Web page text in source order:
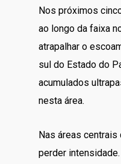
Nos próximos
ao longo da faixa
atrapalhar o
sul do Estado do
acumulados
nesta área.
Nas áreas centrais
perder